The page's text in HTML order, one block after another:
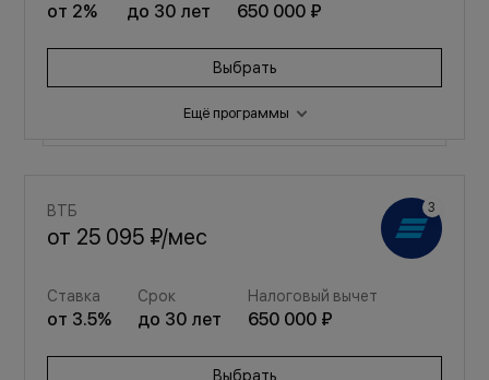
от 2% до 30 лет 650 000 ₽
Выбрать
Ещё программы
от29 311 ₽/мес
от3.5% до30 650 000 ₽
Выбрать
ВТБ
от 25 095 ₽/мес
Ставка
от 3.5%
Срок
до 30 лет
Налоговый вычет
650 000 ₽
Выбрать